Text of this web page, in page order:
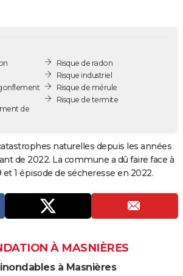
de
Risque de radon
Risque industriel
Risque de mérule
Risque de termite
naturelles depuis les années
de 2022. La commune a dû faire face à
et 1 épisode de sécheresse en 2022.
À MASNIÈRES
à Masnières